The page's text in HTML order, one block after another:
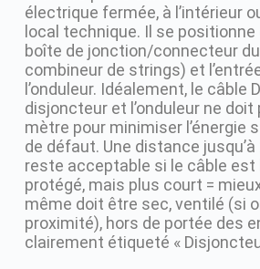
électrique fermée, à l’intérieur
local technique. Il se
boîte de jonction/connecteur
combineur de strings) et
l’onduleur. Idéalement, le câble
disjoncteur et l’onduleur ne doit
mètre pour minimiser l’énergie
de défaut. Une distance
reste acceptable si le câble est
protégé, mais plus court =
même doit être sec, ventilé (si
proximité), hors de portée des
clairement étiqueté «